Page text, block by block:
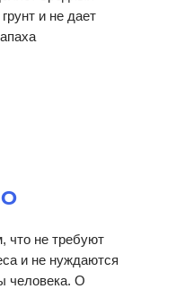
и не дает
что не требуют
и не нуждаются
человека. О